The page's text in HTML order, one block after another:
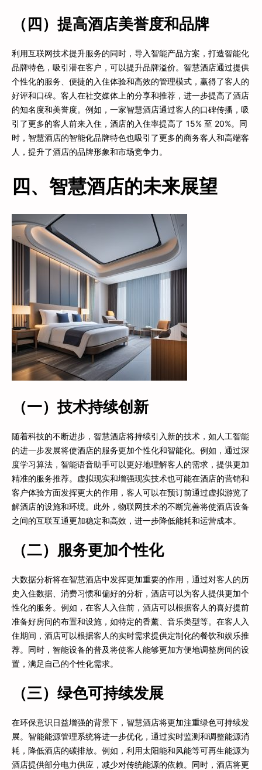
（四）提高酒店美誉度和品牌
利用互联网技术提升服务的同时，导入智能产品方案，打造智能化
品牌特色，吸引潜在客户，可以提升品牌溢价。智慧酒店通过提供
个性化的服务、便捷的入住体验和高效的管理模式，赢得了客人的
好评和口碑。客人在社交媒体上的分享和推荐，进一步提高了酒店
的知名度和美誉度。例如，一家智慧酒店通过客人的口碑传播，吸
引了更多的客人前来入住，酒店的入住率提高了 15% 至 20%。同
时，智慧酒店的智能化品牌特色也吸引了更多的商务客人和高端客
人，提升了酒店的品牌形象和市场竞争力。
四、智慧酒店的未来展望
（一）技术持续创新
随着科技的不断进步，智慧酒店将持续引入新的技术，如人工智能
的进一步发展将使酒店的服务更加个性化和智能化。例如，通过深
度学习算法，智能语音助手可以更好地理解客人的需求，提供更加
精准的服务推荐。虚拟现实和增强现实技术也可能在酒店的营销和
客户体验方面发挥更大的作用，客人可以在预订前通过虚拟游览了
解酒店的设施和环境。此外，物联网技术的不断完善将使酒店设备
之间的互联互通更加稳定和高效，进一步降低能耗和运营成本。
（二）服务更加个性化
大数据分析将在智慧酒店中发挥更加重要的作用，通过对客人的历
史入住数据、消费习惯和偏好的分析，酒店可以为客人提供更加个
性化的服务。例如，在客人入住前，酒店可以根据客人的喜好提前
准备好房间的布置和设施，如特定的香薰、音乐类型等。在客人入
住期间，酒店可以根据客人的实时需求提供定制化的餐饮和娱乐推
荐。同时，智能设备的普及将使客人能够更加方便地调整房间的设
置，满足自己的个性化需求。
（三）绿色可持续发展
在环保意识日益增强的背景下，智慧酒店将更加注重绿色可持续发
展。智能能源管理系统将进一步优化，通过实时监测和调整能源消
耗，降低酒店的碳排放。例如，利用太阳能和风能等可再生能源为
酒店提供部分电力供应，减少对传统能源的依赖。同时，酒店将更